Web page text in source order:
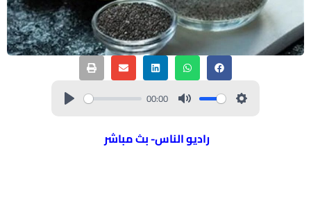
00:00
راديو الناس- بث مباشر